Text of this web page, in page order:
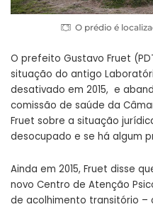
O prédio é
O prefeito Gustavo Fruet
situação do antigo
desativado em 2015, e
comissão de saúde da
Fruet sobre a situação
desocupado e se há algum
Ainda em 2015, Fruet disse
novo Centro de Atenção
de acolhimento transitório